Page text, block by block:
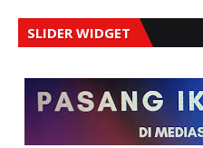
SLIDER WIDGET